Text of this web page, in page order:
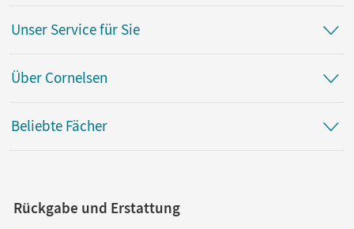
Unser Service für Sie
Über Cornelsen
Beliebte Fächer
Rückgabe und Erstattung